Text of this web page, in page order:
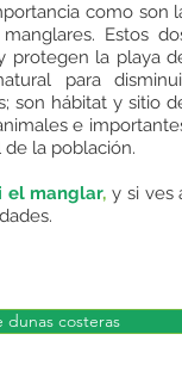
como son
Estos
protegen la playa
para
son hábitat y sitio
e
la población.
el manglar, y si ves
dunas costeras